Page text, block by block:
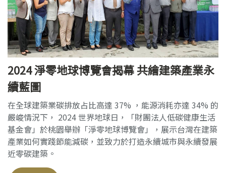
2024 淨零地球博覽會揭幕 共繪建築產業永
續藍圖
在全球建築業碳排放占比高達 37% ，能源消耗亦達 34% 的
嚴峻情況下， 2024 世界地球日，「財團法人低碳健康生活
基金會」於桃園舉辦「淨零地球博覽會」，展示台灣在建築
產業如何實踐節能減碳，並致力於打造永續城市與永續發展
近零碳建築。